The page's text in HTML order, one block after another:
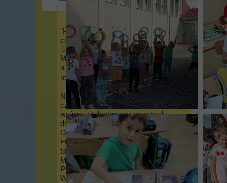
"Postaw tu kropkę i zobaczymy,
co się stanie." Dziś wPubliczna
Szkoła Podstawowa w Miodnicy
Międzynarodowy Dzień Kropki,
a więc dzień kreatywnego
rozwijania talentów i pasji!
Nad tym, aby każdy uczeń mógł
czuć się doceniony, wyróżniony,
ważny i utalentowany pracowały
dziś Panie wychowawczynie
Oddziału Przedszkolnego: Ewa
Furtak i Justyna Zawada, a
także Panie wychowawczynie:
Marianna Kalicińska, Joanna
Pławska, Joanna Makać.
Więcej na ten temat ujawnia